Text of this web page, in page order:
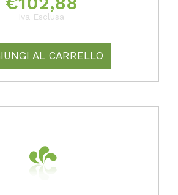
Iva Esclusa
AL CARRELLO